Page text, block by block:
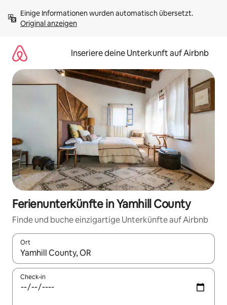
Inhalten
springenOriginal anzeigen
Inseriere deine Unterkunft auf Airbnb
Ferienunterkünfte in Yamhill County
Finde und buche einzigartige Unterkünfte auf Airbnb
Ort
Wenn Ergebnisse verfügbar sind, navigiere mit den
Check-in